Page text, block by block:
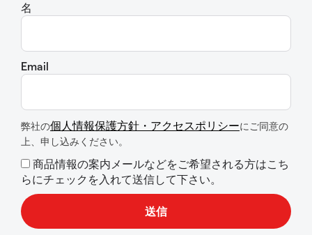
名
Email
弊社の個人情報保護方針・アクセスポリシーにご同意の
上、申し込みください。
商品情報の案内メールなどをご希望される方はこち
らにチェックを入れて送信して下さい。